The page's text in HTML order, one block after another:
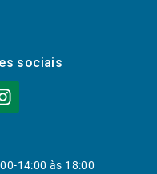
sociais
14:00 às 18:00